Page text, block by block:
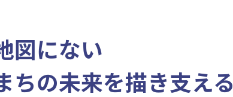
図にない
ちの未来を描き支える